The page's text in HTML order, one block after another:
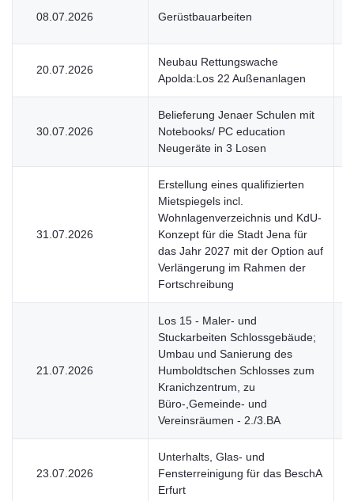
08.07.2026 Gerüstbauarbeiten
20.07.2026
Neubau Rettungswache
Apolda:Los 22 Außenanlagen
30.07.2026
Belieferung Jenaer Schulen mit
Notebooks/ PC education
Neugeräte in 3 Losen
31.07.2026
Erstellung eines qualifizierten
Mietspiegels incl.
Wohnlagenverzeichnis und KdU-
Konzept für die Stadt Jena für
das Jahr 2027 mit der Option auf
Verlängerung im Rahmen der
Fortschreibung
21.07.2026
Los 15 - Maler- und
Stuckarbeiten Schlossgebäude;
Umbau und Sanierung des
Humboldtschen Schlosses zum
Kranichzentrum, zu
Büro-,Gemeinde- und
Vereinsräumen - 2./3.BA
23.07.2026
Unterhalts, Glas- und
Fensterreinigung für das BeschA
Erfurt